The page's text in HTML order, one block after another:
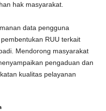
hak masyarakat.
data pengguna
RUU terkait
Mendorong masyarakat
pengaduan dan
kualitas pelayanan